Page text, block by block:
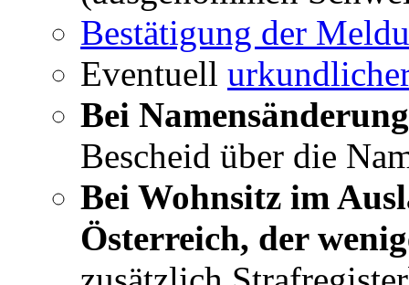
Bestätigung der
Eventuell
Bei
Bescheid über die
Bei Wohnsitz im
Österreich, der